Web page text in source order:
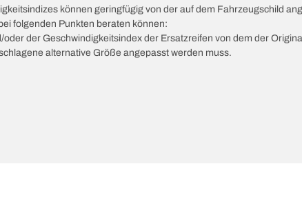
können geringfügig von der auf dem Fahrzeugschild
folgenden Punkten beraten können:
der Geschwindigkeitsindex der Ersatzreifen von dem der
alternative Größe angepasst werden muss.